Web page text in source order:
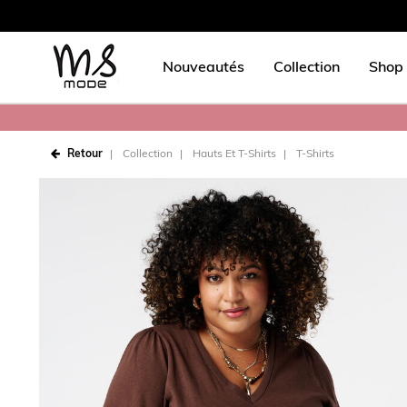
Nouveautés Collection
Retour Collection Hauts Et T-Shirts T-Shirts